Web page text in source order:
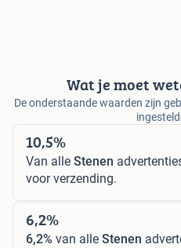
Wat je moet
De onderstaande waarden zijn
10,5%
Van alle Stenen
voor verzending.
6,2%
6,2% van alle Stenen